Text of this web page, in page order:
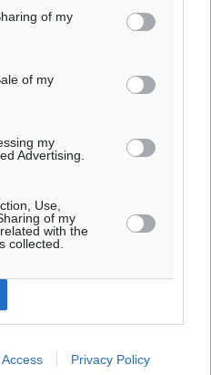
of my
of my
my
Advertising.
Use,
of my
with the
collected.
Privacy Policy